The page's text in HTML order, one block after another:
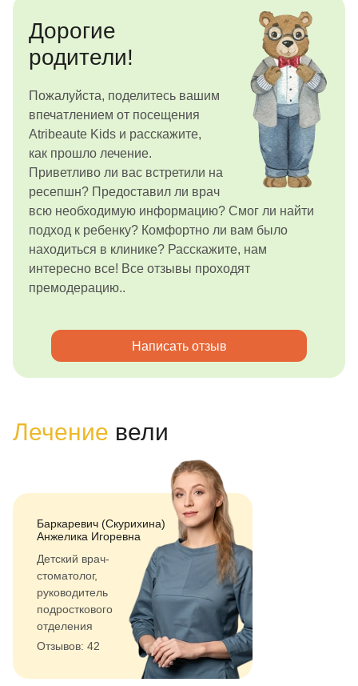
Дорогие
родители!
Пожалуйста, поделитесь вашим
впечатлением от посещения
Atribeaute Kids и расскажите,
как прошло лечение.
Приветливо ли вас встретили на
ресепшн? Предоставил ли врач
всю необходимую информацию? Смог ли найти
подход к ребенку? Комфортно ли вам было
находиться в клинике? Расскажите, нам
интересно все! Все отзывы проходят
премодерацию..
Написать отзыв
Лечение вели
Баркаревич (Скурихина)
Анжелика Игоревна
Детский врач-
стоматолог,
руководитель
подросткового
отделения
Отзывов: 42